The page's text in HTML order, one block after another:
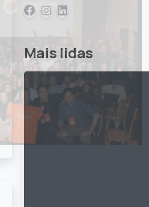
Mais lidas